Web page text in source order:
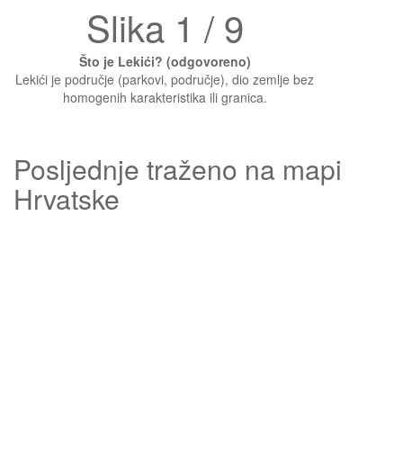
Slika 1 / 9
Što je Lekići? (odgovoreno)
Lekići je područje (parkovi, područje), dio zemlje bez
homogenih karakteristika ili granica.
Posljednje traženo na mapi
Hrvatske